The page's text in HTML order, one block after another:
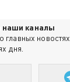
наши каналы
главных новостях
дня.